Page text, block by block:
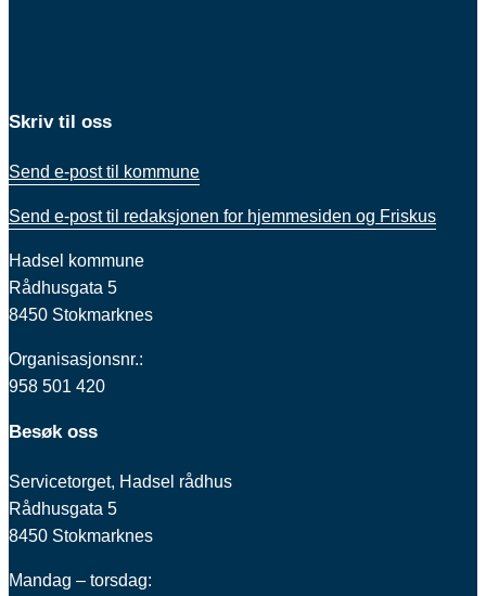
Skriv til oss
Send e-post til kommune
Send e-post til redaksjonen for hjemmesiden og Friskus
Hadsel kommune
Rådhusgata 5
8450 Stokmarknes
Organisasjonsnr.:
958 501 420
Besøk oss
Servicetorget, Hadsel rådhus
Rådhusgata 5
8450 Stokmarknes
Mandag – torsdag: